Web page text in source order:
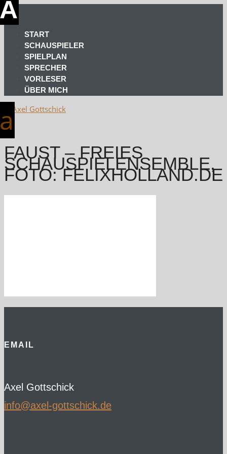
START
SCHAUSPIELER
SPIELPLAN
SPRECHER
VORLESER
ÜBER MICH
FAUST – FREIES
SCHAUSPIELENSEMBLE,
FOTO: FELIXHOLLAND.DE
EMAIL
Axel Gottschick
ed.kcihcsttog-lexa@ofni